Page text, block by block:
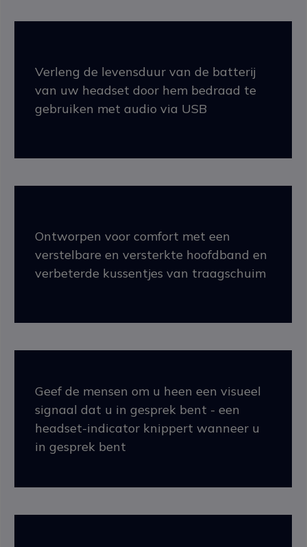
Verleng de levensduur van de batterij
van uw headset door hem bedraad te
gebruiken met audio via USB
Ontworpen voor comfort met een
verstelbare en versterkte hoofdband en
verbeterde kussentjes van traagschuim
Geef de mensen om u heen een visueel
signaal dat u in gesprek bent - een
headset-indicator knippert wanneer u
in gesprek bent